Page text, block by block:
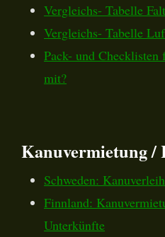
Vergleichs- Tabelle
Vergleichs- Tabelle
Pack- und
mit?
Kanuvermietung /
Schweden:
Finnland:
Unterkünfte